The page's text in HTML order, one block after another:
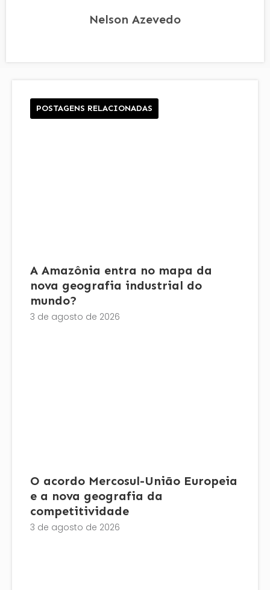
Nelson Azevedo
POSTAGENS RELACIONADAS
A Amazônia entra no mapa da
nova geografia industrial do
mundo?
3 de agosto de 2026
O acordo Mercosul-União Europeia
e a nova geografia da
competitividade
3 de agosto de 2026